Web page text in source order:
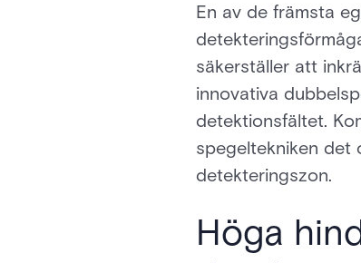
En av de främsta
säkerställer att
innovativa
detektionsfältet.
spegeltekniken det
detekteringszon.
Höga